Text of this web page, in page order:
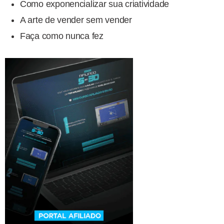
Como exponencializar sua criatividade
A arte de vender sem vender
Faça como nunca fez